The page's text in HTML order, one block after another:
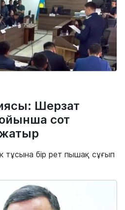
Шерзат
сот
тұсына бір рет пышақ сұғып